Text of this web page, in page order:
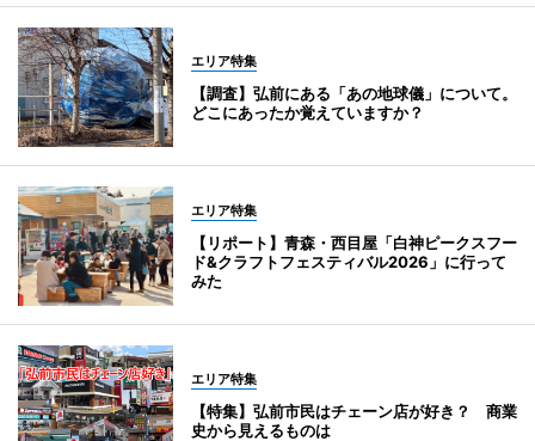
エリア特集
【調査】弘前にある「あの地球儀」について。
どこにあったか覚えていますか？
エリア特集
【リポート】青森・西目屋「白神ピークスフー
ド&クラフトフェスティバル2026」に行って
みた
エリア特集
【特集】弘前市民はチェーン店が好き？ 商業
史から見えるものは